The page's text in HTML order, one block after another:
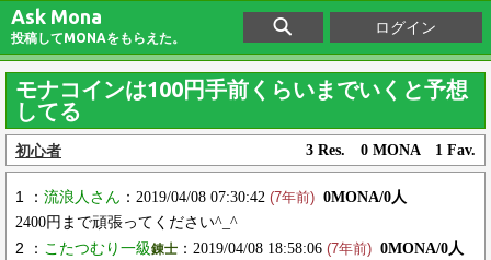
Ask Mona
投稿してMONAをもらえた。
ログイン
モナコインは100円手前くらいまでいくと予想
してる
初心者 3 Res. 0 MONA 1 Fav.
1 ： 流浪人さん ：2019/04/08 07:30:42 (7年前) 0MONA/0人
2400円まで頑張ってください^_^
2 ： こたつむり一級錬士 ：2019/04/08 18:58:06 (7年前) 0MONA/0人